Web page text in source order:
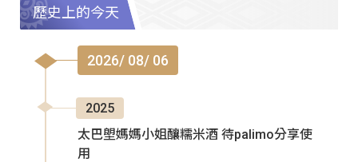
歷史上的今天
2026/ 08/ 06
2025
太巴塱媽媽小姐釀糯米酒 待palimo分享使
用